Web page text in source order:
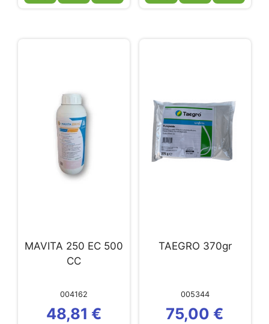
MAVITA 250 EC 500
CC
004162
48,81 €
TAEGRO 370gr
005344
75,00 €